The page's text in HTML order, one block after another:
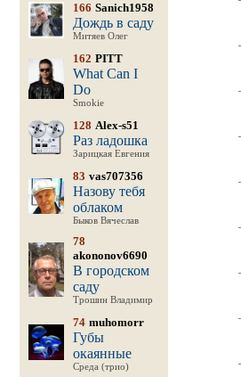
166 Sanich1958
Дождь в саду
Митяев Олег
162 PITT
What Can I
Do
Smokie
128 Alex-s51
Раз ладошка
Зарицкая Евгения
83 vas707356
Назову тебя
облаком
Быков Вячеслав
78
akononov6690
В городском
саду
Трошин Владимир
74 muhomorr
Губы
окаянные
Среда (трио)